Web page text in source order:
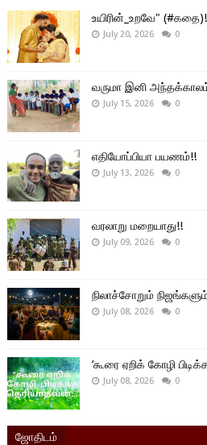
உயிரின்_உறவே"
July 20, 2026 0
வருமா இனி
July 15, 2026 0
எதியோப்பியா பயணம்!!
July 13, 2026 0
வரலாறு மறையாது!!
July 09, 2026 0
நிலாச்சோறும்
July 08, 2026 0
‘கூரை ஏறிக் கோழி
July 08, 2026 0
ஜோதிடம்